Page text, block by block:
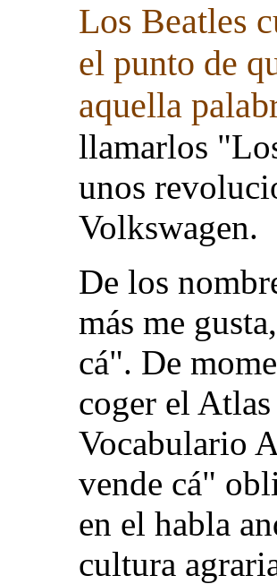
Los Beatles
el punto de
aquella
llamarlos
unos
Volkswagen.
De los
más me
cá". De
coger el
Vocabulario
vende cá"
en el habla
cultura